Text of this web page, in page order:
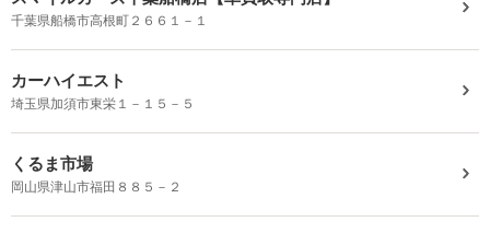
千葉県船橋市高根町２６６１－１
カーハイエスト
埼玉県加須市東栄１－１５－５
くるま市場
岡山県津山市福田８８５－２